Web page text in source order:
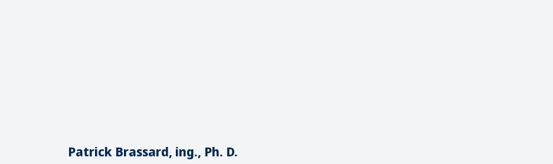
Patrick Brassard, ing., Ph. D.